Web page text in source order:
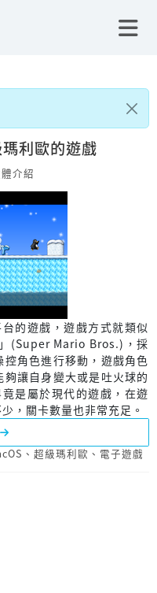
利歐的遊戲
介紹
的遊戲，遊戲方式就類似
(Super Mario Bros.)，採
角色進行移動，遊戲角色
讓自身變大或是吐火球的
是屬於現代的遊戲，在遊
，關卡數量也非常充足。
、 超級瑪利歐 、 電子遊戲